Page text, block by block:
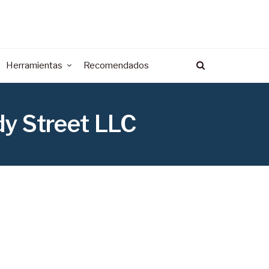
Herramientas Recomendados
Street LLC